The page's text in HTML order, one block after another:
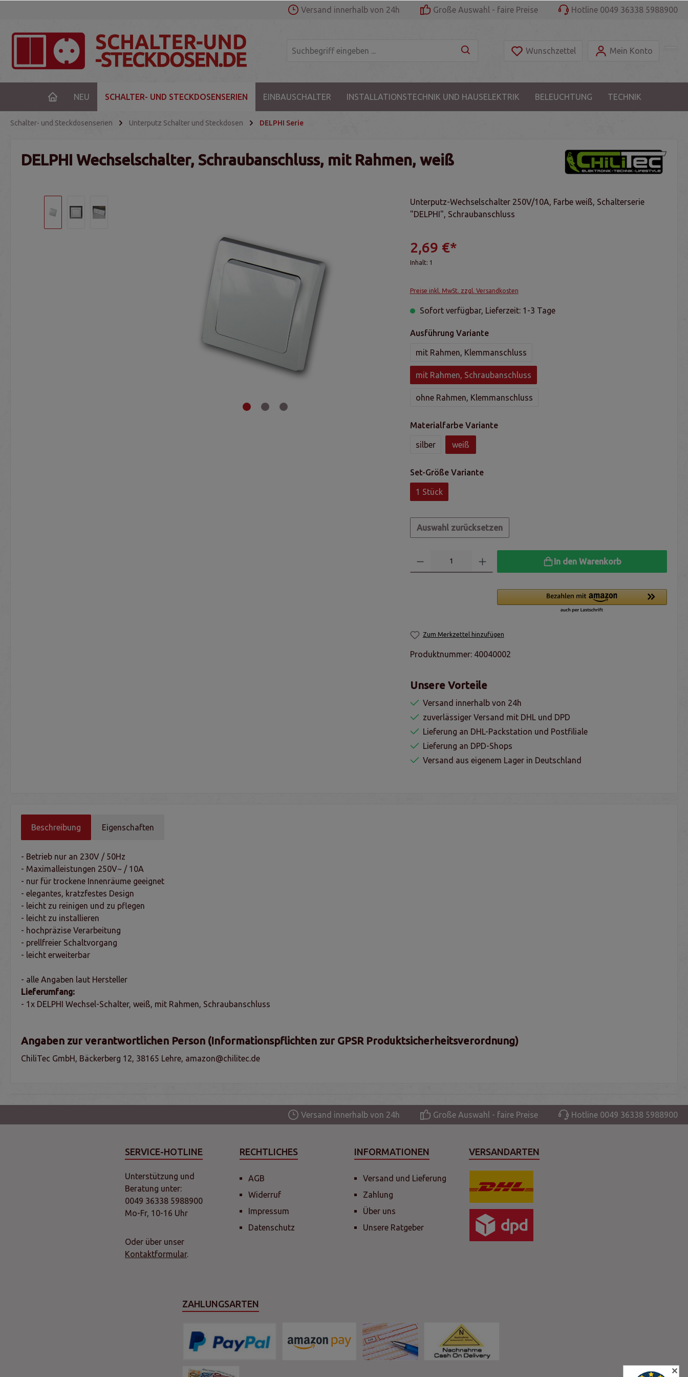
Versand innerhalb von 24h Große Auswahl - faire Preise Hotline 0049 36338 5988900
Wunschzettel Mein Konto
NEU SCHALTER- UND STECKDOSENSERIEN EINBAUSCHALTER INSTALLATIONSTECHNIK UND HAUSELEKTRIK BELEUCHTUNG TECHNIK
Schalter- und Steckdosenserien Unterputz Schalter und Steckdosen DELPHI Serie
DELPHI Wechselschalter, Schraubanschluss, mit Rahmen, weiß
Unterputz-Wechselschalter 250V/10A, Farbe weiß, Schalterserie
"DELPHI", Schraubanschluss
2,69 €*
Inhalt: 1
Preise inkl. MwSt. zzgl. Versandkosten
Sofort verfügbar, Lieferzeit: 1-3 Tage
Ausführung Variante
mit Rahmen, Klemmanschluss
mit Rahmen, Schraubanschluss
ohne Rahmen, Klemmanschluss
Materialfarbe Variante
silber weiß
Set-Größe Variante
1 Stück
Auswahl zurücksetzen
In den Warenkorb
Zum Merkzettel hinzufügen
Produktnummer: 40040002
Unsere Vorteile
Versand innerhalb von 24h
zuverlässiger Versand mit DHL und DPD
Lieferung an DHL-Packstation und Postfiliale
Lieferung an DPD-Shops
Versand aus eigenem Lager in Deutschland
Beschreibung Eigenschaften
- Betrieb nur an 230V / 50Hz
- Maximalleistungen 250V~ / 10A
- nur für trockene Innenräume geeignet
- elegantes, kratzfestes Design
- leicht zu reinigen und zu pflegen
- leicht zu installieren
- hochpräzise Verarbeitung
- prellfreier Schaltvorgang
- leicht erweiterbar
- alle Angaben laut Hersteller
Lieferumfang:
- 1x DELPHI Wechsel-Schalter, weiß, mit Rahmen, Schraubanschluss
Angaben zur verantwortlichen Person (Informationspflichten zur GPSR Produktsicherheitsverordnung)
ChiliTec GmbH, Bäckerberg 12, 38165 Lehre, amazon@chilitec.de
Versand innerhalb von 24h Große Auswahl - faire Preise Hotline 0049 36338 5988900
SERVICE-HOTLINE
Unterstützung und
Beratung unter:
0049 36338 5988900
Mo-Fr, 10-16 Uhr
Oder über unser
Kontaktformular.
RECHTLICHES
AGB
Widerruf
Impressum
Datenschutz
INFORMATIONEN
Versand und Lieferung
Zahlung
Über uns
Unsere Ratgeber
VERSANDARTEN
ZAHLUNGSARTEN
✕